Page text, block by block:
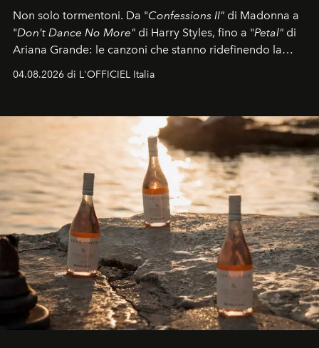
Non solo tormentoni. Da "Confessions II" di Madonna a
"Don't Dance No More" di Harry Styles, fino a "Petal" di
Ariana Grande: le canzoni che stanno ridefinendo la
colonna sonora della stagione.
04.08.2026 di L'OFFICIEL Italia